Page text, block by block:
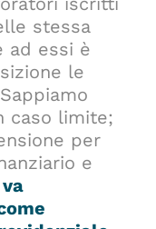
stessa
ad essi è
le
caso limite;
per
e